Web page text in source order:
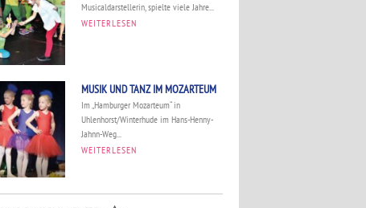
Musicaldarstellerin, spielte viele Jahre...
WEITERLESEN
MUSIK UND TANZ IM MOZARTEUM
Im „Hamburger Mozarteum“ in
Uhlenhorst/Winterhude im Hans-Henny-
Jahnn-Weg...
WEITERLESEN